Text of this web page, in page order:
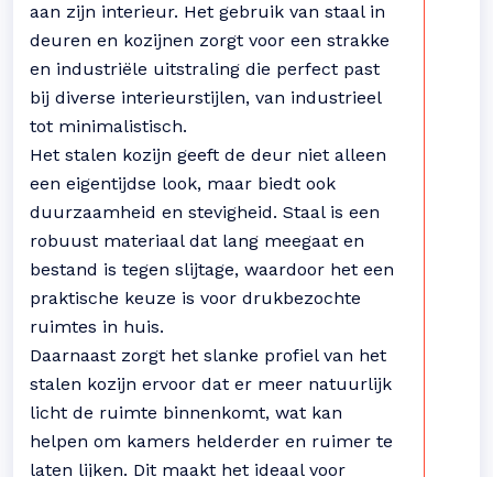
aan zijn interieur. Het gebruik van staal in
deuren en kozijnen zorgt voor een strakke
en industriële uitstraling die perfect past
bij diverse interieurstijlen, van industrieel
tot minimalistisch.
Het stalen kozijn geeft de deur niet alleen
een eigentijdse look, maar biedt ook
duurzaamheid en stevigheid. Staal is een
robuust materiaal dat lang meegaat en
bestand is tegen slijtage, waardoor het een
praktische keuze is voor drukbezochte
ruimtes in huis.
Daarnaast zorgt het slanke profiel van het
stalen kozijn ervoor dat er meer natuurlijk
licht de ruimte binnenkomt, wat kan
helpen om kamers helderder en ruimer te
laten lijken. Dit maakt het ideaal voor